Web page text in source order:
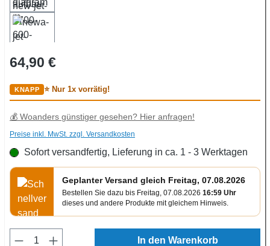
Regulärer Preis:
64,90 €
⭐ Nur 1x vorrätig!
💰 Woanders günstiger gesehen? Hier anfragen!
Preise inkl. MwSt. zzgl. Versandkosten
Sofort versandfertig, Lieferung in ca. 1 - 3 Werktagen
Geplanter Versand gleich Freitag, 07.08.2026
Bestellen Sie dazu bis Freitag, 07.08.2026 16:59 Uhr
dieses und andere Produkte mit gleichem Hinweis.
Produkt Anzahl: Gib den gewünschten
In den Warenkorb